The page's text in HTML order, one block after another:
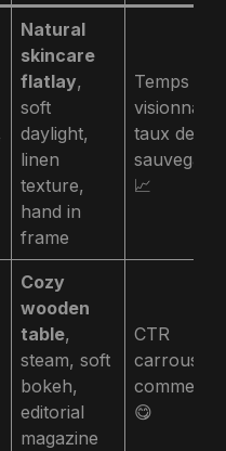
Natural
skincare
flatlay,
soft
daylight,
linen
texture,
hand in
frame
Temps de
visionnage
taux de
📈
Cozy
wooden
table,
steam, soft
bokeh,
editorial
magazine
CTR
carrousel
😋